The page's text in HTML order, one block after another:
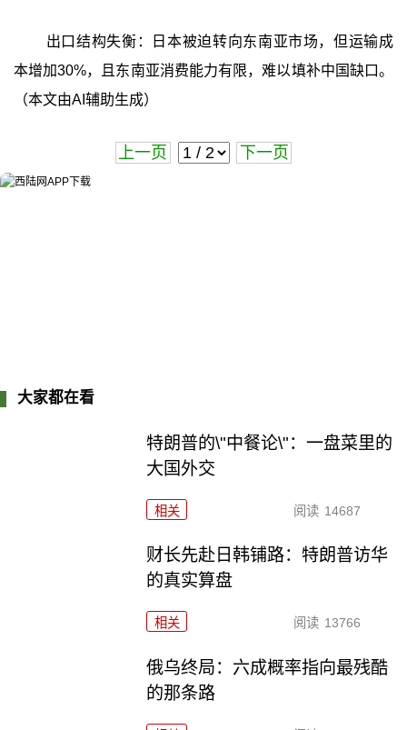
出口结构失衡：日本被迫转向东南亚市场，但运输成
本增加30%，且东南亚消费能力有限，难以填补中国缺口。
（本文由AI辅助生成）
上一页 下一页
大家都在看
特朗普的\"中餐论\"：一盘菜里的
大国外交
相关 阅读 14687
财长先赴日韩铺路：特朗普访华
的真实算盘
相关 阅读 13766
俄乌终局：六成概率指向最残酷
的那条路